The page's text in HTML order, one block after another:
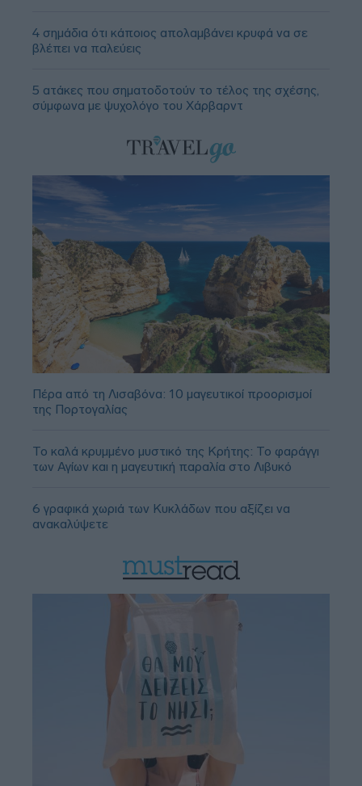
4 σημάδια ότι κάποιος απολαμβάνει κρυφά να σε
βλέπει να παλεύεις
5 ατάκες που σηματοδοτούν το τέλος της σχέσης,
σύμφωνα με ψυχολόγο του Χάρβαρντ
Πέρα από τη Λισαβόνα: 10 μαγευτικοί προορισμοί
της Πορτογαλίας
Το καλά κρυμμένο μυστικό της Κρήτης: Το φαράγγι
των Αγίων και η μαγευτική παραλία στο Λιβυκό
6 γραφικά χωριά των Κυκλάδων που αξίζει να
ανακαλύψετε